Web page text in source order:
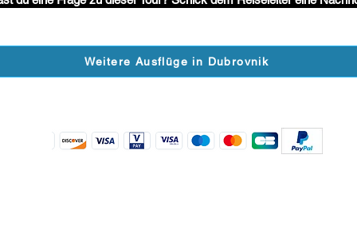
Weitere Ausflüge in Dubrovnik